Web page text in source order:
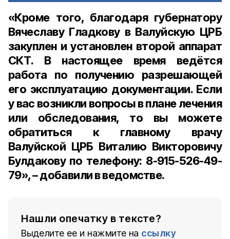
«Кроме того, благодаря губернатору
Вячеславу Гладкову в Валуйскую ЦРБ
закуплен и установлен второй аппарат
СКТ. В настоящее время ведётся
работа по получению разрешающей
его эксплуатацию документации. Если
у вас возникли вопросы в плане лечения
или обследования, то вы можете
обратиться к главному врачу
Валуйской ЦРБ Виталию Викторовичу
Булдакову по телефону: 8-915-526-49-
79», – добавили в ведомстве.
Нашли опечатку в тексте?
Выделите ее и нажмите на ссылку